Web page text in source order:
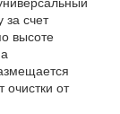
за счет
высоте
очистки от